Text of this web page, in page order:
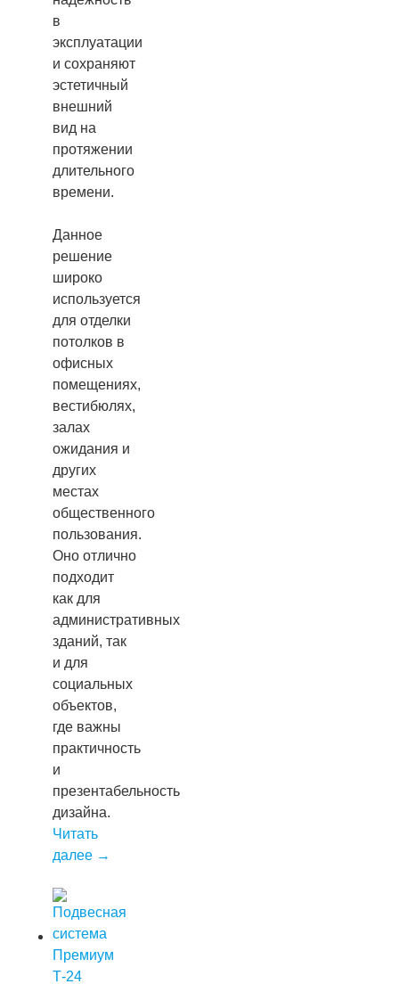
в
эксплуатации
и сохраняют
эстетичный
внешний
вид на
протяжении
длительного
времени.
Данное
решение
широко
используется
для отделки
потолков в
офисных
помещениях,
вестибюлях,
залах
ожидания и
других
местах
общественного
пользования.
Оно отлично
подходит
как для
административных
зданий, так
и для
социальных
объектов,
где важны
практичность
и
презентабельность
дизайна.
Читать
далее →